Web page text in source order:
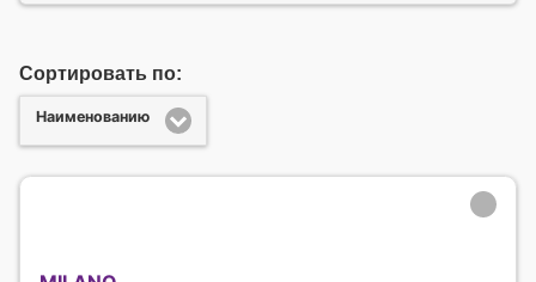
Сортировать по:
Наименованию